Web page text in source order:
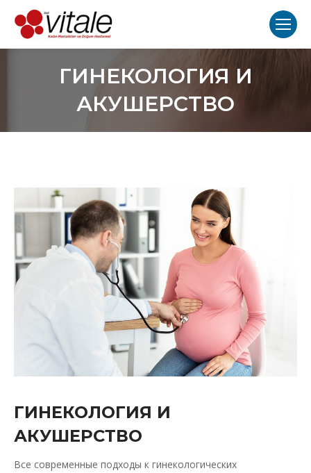
ГИНЕКОЛОГИЯ И
АКУШЕРСТВО
ГИНЕКОЛОГИЯ И
АКУШЕРСТВО
Все современные подходы к гинекологических